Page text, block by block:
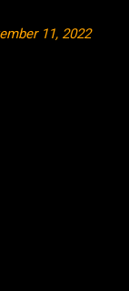
11, 2022